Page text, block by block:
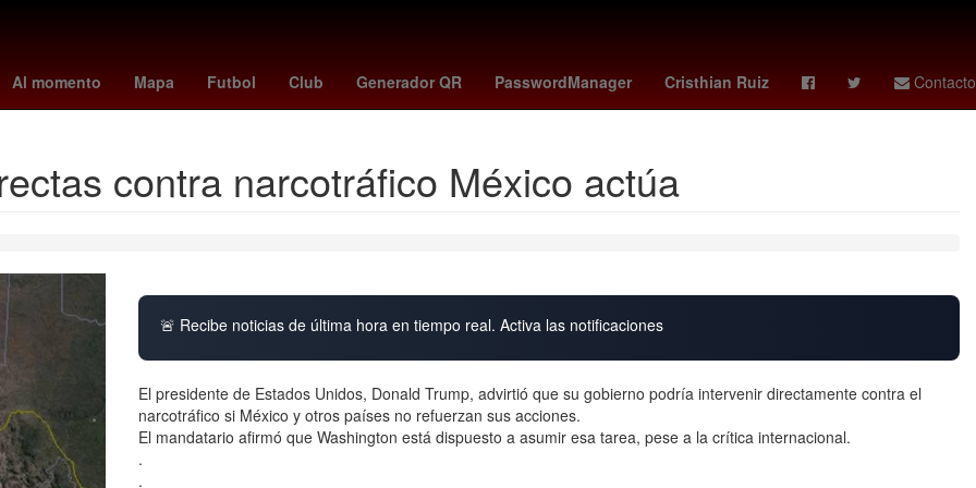
Al momento Mapa Futbol Club Generador QR PasswordManager Cristhian Ruiz Contacto
2023 costco torreon unión - lanús regreso a clases 2025 acuerdo Idioma francés Erick Pulgar ranking fifa Brasil
contra narcotráfico México actúa
🚨 Recibe noticias de última hora en tiempo real. Activa las notificaciones
El presidente de Estados Unidos, Donald Trump, advirtió que su gobierno podría intervenir directamente contra el
narcotráfico si México y otros países no refuerzan sus acciones.
El mandatario afirmó que Washington está dispuesto a asumir esa tarea, pese a la crítica internacional.
.
.